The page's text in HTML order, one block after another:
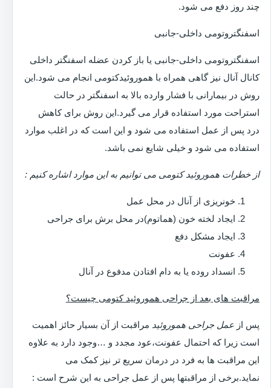
چند روز دفع می شود.
اسفنگتروتومی داخلی-جانبی
اسفنگتروتومی داخلی-جانبی یا باز کردن عضله اسفنگتر داخلی
کانال آنال نیز گاهی همراه با هموروئیدکتومی انجام می شود.این
روش در بیمارانی با فشار وارده بالا به اسفنگتر در حالت
استراحت مورد استفاده قرار می گیرد.این روش برای کاهش
درد پس از عمل استفاده می شود و این است که در اغلب موارد
استفاده می شود و خیلی شایع نمی باشد.
از خطرات هموروئید کتومی می توانیم به این موارد اشاره کنیم :
خونریزی از آنال در محل عمل
ایجاد لخته خون (هماتوم)در محل برش برای جراحی
ایجاد مشکل دفع
عفونت
انسداد روده یا به دام افتادن مدفوع در آنال
مراقبت های بعد از جراحی هموروئید کتومی چیست؟
پس از عمل جراحی هموروئید مراقبت از آن بسیار حائز اهمیت
است زیرا که احتمال عفونت،عود مجدد و …وجود دارد به علاوه
این مراقبت ها به فرد در درمان سریع تر نیز کمک می
نماید.برخی از مراقبتها پس از عمل جراحی به این شرح است :